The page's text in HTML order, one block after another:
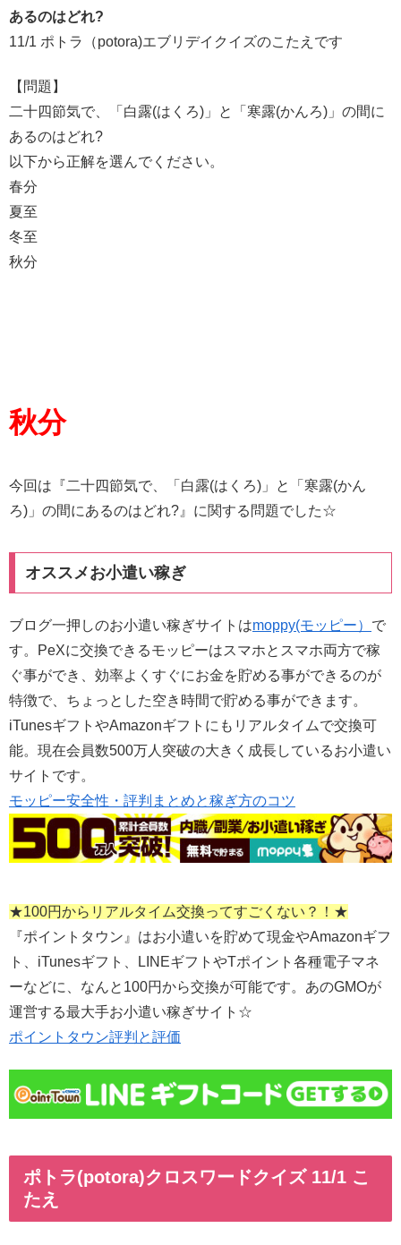
あるのはどれ?
11/1 ポトラ（potora)エブリデイクイズのこたえです
【問題】
二十四節気で、「白露(はくろ)」と「寒露(かんろ)」の間に
あるのはどれ?
以下から正解を選んでください。
春分
夏至
冬至
秋分
秋分
今回は『二十四節気で、「白露(はくろ)」と「寒露(かん
ろ)」の間にあるのはどれ?』に関する問題でした☆
オススメお小遣い稼ぎ
ブログ一押しのお小遣い稼ぎサイトはmoppy(モッピー） で
す。PeXに交換できるモッピーはスマホとスマホ両方で稼
ぐ事ができ、効率よくすぐにお金を貯める事ができるのが
特徴で、ちょっとした空き時間で貯める事ができます。
iTunesギフトやAmazonギフトにもリアルタイムで交換可
能。現在会員数500万人突破の大きく成長しているお小遣い
サイトです。
モッピー安全性・評判まとめと稼ぎ方のコツ
★100円からリアルタイム交換ってすごくない？！★
『ポイントタウン』はお小遣いを貯めて現金やAmazonギフ
ト、iTunesギフト、LINEギフトやTポイント各種電子マネ
ーなどに、なんと100円から交換が可能です。あのGMOが
運営する最大手お小遣い稼ぎサイト☆
ポイントタウン評判と評価
ポトラ(potora)クロスワードクイズ 11/1 こ
たえ